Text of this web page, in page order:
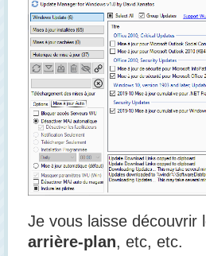
Je vous laisse
arrière-plan, etc, etc.